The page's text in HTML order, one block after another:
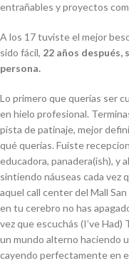
entrañables y proyectos
A los 17 tuviste el mejor
sido fácil, 22 años después,
persona.
Lo primero que querías ser
en hielo profesional.
pista de patinaje, mejor
qué querías. Fuiste
educadora, panadera(ish), y
sintiendo náuseas cada vez
aquel call center del Mall
en tu cerebro no has
vez que escuchás (I’ve Had)
un mundo alterno haciendo
cayendo perfectamente en